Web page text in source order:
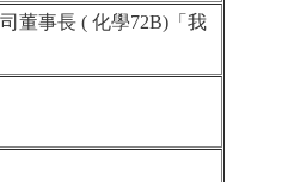
董事長 ( 化學72B)「我